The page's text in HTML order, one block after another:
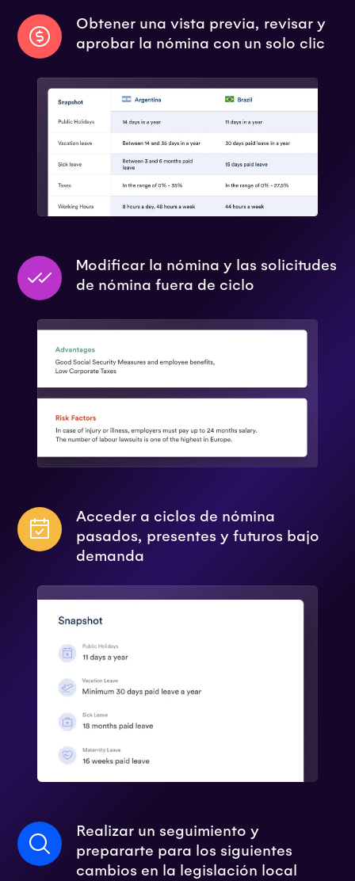
Obtener una vista previa, revisar y
aprobar la nómina con un solo clic
Modificar la nómina y las solicitudes
de nómina fuera de ciclo
Acceder a ciclos de nómina
pasados, presentes y futuros bajo
demanda
Realizar un seguimiento y
prepararte para los siguientes
cambios en la legislación local